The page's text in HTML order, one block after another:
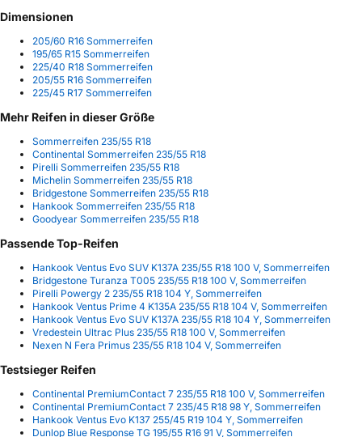
Dimensionen
205/60 R16 Sommerreifen
195/65 R15 Sommerreifen
225/40 R18 Sommerreifen
205/55 R16 Sommerreifen
225/45 R17 Sommerreifen
Mehr Reifen in dieser Größe
Sommerreifen 235/55 R18
Continental Sommerreifen 235/55 R18
Pirelli Sommerreifen 235/55 R18
Michelin Sommerreifen 235/55 R18
Bridgestone Sommerreifen 235/55 R18
Hankook Sommerreifen 235/55 R18
Goodyear Sommerreifen 235/55 R18
Passende Top-Reifen
Hankook Ventus Evo SUV K137A 235/55 R18 100 V, Sommerreifen
Bridgestone Turanza T005 235/55 R18 100 V, Sommerreifen
Pirelli Powergy 2 235/55 R18 104 Y, Sommerreifen
Hankook Ventus Prime 4 K135A 235/55 R18 104 V, Sommerreifen
Hankook Ventus Evo SUV K137A 235/55 R18 104 Y, Sommerreifen
Vredestein Ultrac Plus 235/55 R18 100 V, Sommerreifen
Nexen N Fera Primus 235/55 R18 104 V, Sommerreifen
Testsieger Reifen
Continental PremiumContact 7 235/55 R18 100 V, Sommerreifen
Continental PremiumContact 7 235/45 R18 98 Y, Sommerreifen
Hankook Ventus Evo K137 255/45 R19 104 Y, Sommerreifen
Dunlop Blue Response TG 195/55 R16 91 V, Sommerreifen